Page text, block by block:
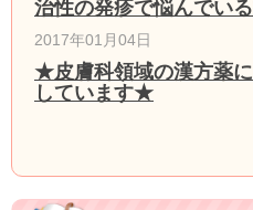
治性の発疹で悩んでい
2017年01月04日
★皮膚科領域の漢方薬
しています★